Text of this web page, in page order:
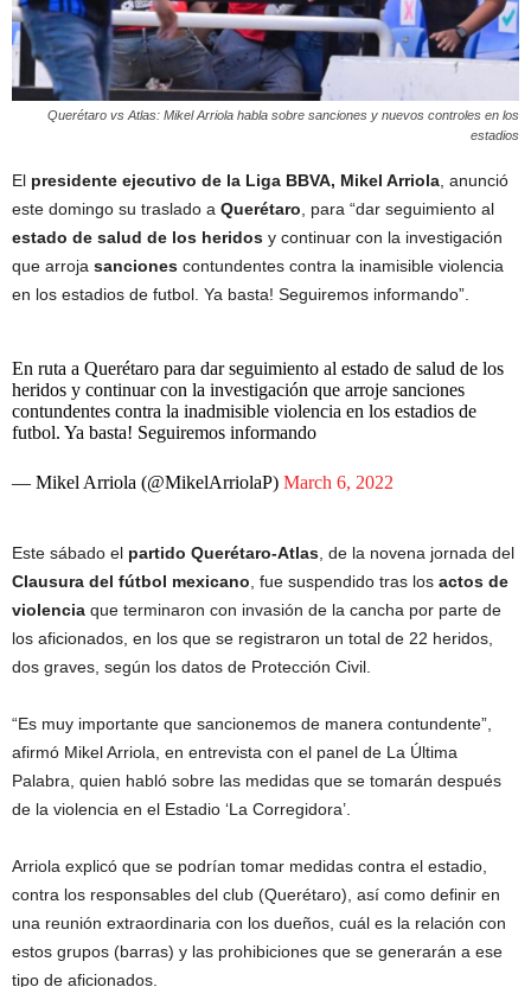
Querétaro vs Atlas: Mikel Arriola habla sobre sanciones y nuevos controles en los
estadios
El presidente ejecutivo de la Liga BBVA, Mikel Arriola , anunció
este domingo su traslado a Querétaro , para “dar seguimiento al
estado de salud de los heridos y continuar con la investigación
que arroja sanciones contundentes contra la inamisible violencia
en los estadios de futbol. Ya basta! Seguiremos informando”.
En ruta a Querétaro para dar seguimiento al estado de salud de los
heridos y continuar con la investigación que arroje sanciones
contundentes contra la inadmisible violencia en los estadios de
futbol. Ya basta! Seguiremos informando
— Mikel Arriola (@MikelArriolaP) March 6, 2022
Este sábado el partido Querétaro-Atlas , de la novena jornada del
Clausura del fútbol mexicano , fue suspendido tras los actos de
violencia que terminaron con invasión de la cancha por parte de
los aficionados, en los que se registraron un total de 22 heridos,
dos graves, según los datos de Protección Civil.
“Es muy importante que sancionemos de manera contundente”,
afirmó Mikel Arriola, en entrevista con el panel de La Última
Palabra, quien habló sobre las medidas que se tomarán después
de la violencia en el Estadio ‘La Corregidora’.
Arriola explicó que se podrían tomar medidas contra el estadio,
contra los responsables del club (Querétaro), así como definir en
una reunión extraordinaria con los dueños, cuál es la relación con
estos grupos (barras) y las prohibiciones que se generarán a ese
tipo de aficionados.